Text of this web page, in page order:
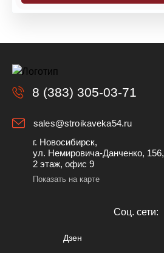
8 (383) 305-03-71
sales@stroikaveka54.ru
г. Новосибирск,
ул. Немировича-Данченко, 156,
2 этаж, офис 9
Показать на карте
Cоц. сети:
Дзен